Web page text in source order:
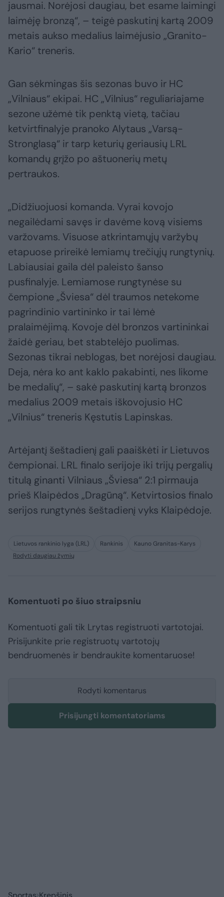
jausmai. Norėjosi daugiau, bet esame laimingi
laimėję bronzą“, – teigė paskutinį kartą 2009
metais aukso medalius laimėjusio „Granito-
Kario“ treneris.
Gan sėkmingas šis sezonas buvo ir HC
„Vilniaus“ ekipai. HC „Vilnius“ reguliariajame
sezone užėmė tik penktą vietą, tačiau
ketvirtfinalyje pranoko Alytaus „Varsą-
Stronglasą“ ir tarp keturių geriausių LRL
komandų grįžo po aštuonerių metų
pertraukos.
„Didžiuojuosi komanda. Vyrai kovojo
negailėdami savęs ir davėme kovą visiems
varžovams. Visuose atkrintamųjų varžybų
etapuose prireikė lemiamų trečiųjų rungtynių.
Labiausiai gaila dėl paleisto šanso
pusfinalyje. Lemiamose rungtynėse su
čempione „Šviesa“ dėl traumos netekome
pagrindinio vartininko ir tai lėmė
pralaimėjimą. Kovoje dėl bronzos vartininkai
žaidė geriau, bet stabtelėjo puolimas.
Sezonas tikrai neblogas, bet norėjosi daugiau.
Deja, nėra ko ant kaklo pakabinti, nes likome
be medalių“, – sakė paskutinį kartą bronzos
medalius 2009 metais iškovojusio HC
„Vilnius“ treneris Kęstutis Lapinskas.
Artėjantį šeštadienį gali paaiškėti ir Lietuvos
čempionai. LRL finalo serijoje iki trijų pergalių
titulą ginanti Vilniaus „Šviesa“ 2:1 pirmauja
prieš Klaipėdos „Dragūną“. Ketvirtosios finalo
serijos rungtynės šeštadienį vyks Klaipėdoje.
Lietuvos rankinio lyga (LRL) Rankinis
Kauno Granitas-Karys
Rodyti daugiau žymių
Komentuoti po šiuo straipsniu
Komentuoti gali tik Lrytas registruoti vartotojai.
Prisijunkite prie registruotų vartotojų
bendruomenės ir bendraukite komentaruose!
Rodyti komentarus
Prisijungti komentatoriams